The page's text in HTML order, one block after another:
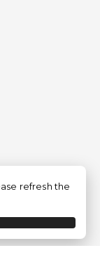
refresh the